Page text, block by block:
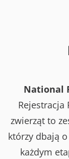
National
Rejestracja
zwierząt to
którzy dbają
każdym